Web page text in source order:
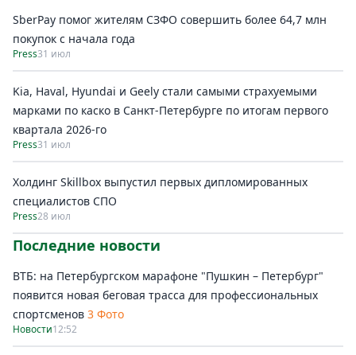
SberPay помог жителям СЗФО совершить более 64,7 млн
покупок c начала года
Press31 июл
Kia, Haval, Hyundai и Geely стали самыми страхуемыми
марками по каско в Санкт-Петербурге по итогам первого
квартала 2026-го
Press31 июл
Холдинг Skillbox выпустил первых дипломированных
специалистов СПО
Press28 июл
Последние новости
ВТБ: на Петербургском марафоне "Пушкин – Петербург"
появится новая беговая трасса для профессиональных
спортсменов 3 Фото
Новости12:52